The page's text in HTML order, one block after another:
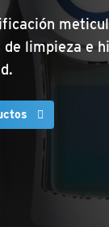
limpieza e